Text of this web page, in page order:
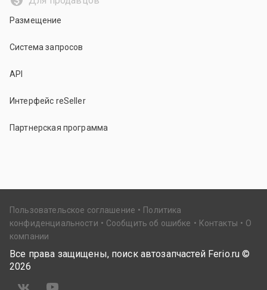
Размещение
Система запросов
API
Интерфейс reSeller
Партнерская программа
Пользовательское соглашение
Политика
конфиденциальности
Сообщить об ошибке Контакты
О
компании
Все права защищены, поиск автозапчастей Ferio.ru ©
2026